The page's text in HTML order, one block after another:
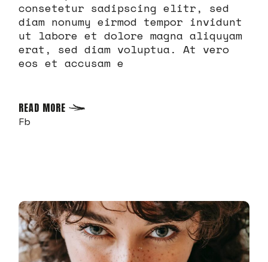
consetetur sadipscing elitr, sed
diam nonumy eirmod tempor invidunt
ut labore et dolore magna aliquyam
erat, sed diam voluptua. At vero
eos et accusam e
READ MORE
Fb